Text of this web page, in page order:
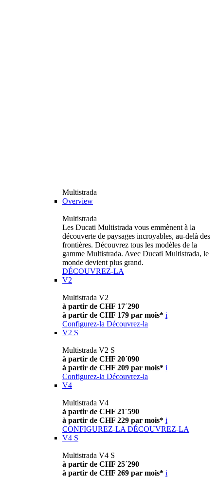
Multistrada
Overview
Multistrada
Les Ducati Multistrada vous emmènent à la
découverte de paysages incroyables, au-delà des
frontières. Découvrez tous les modèles de la
gamme Multistrada. Avec Ducati Multistrada, le
monde devient plus grand.
DÉCOUVREZ-LA
V2
Multistrada V2
à partir de CHF 17´290
à partir de CHF 179 par mois* i
Configurez-la Découvrez-la
V2 S
Multistrada V2 S
à partir de CHF 20´090
à partir de CHF 209 par mois* i
Configurez-la Découvrez-la
V4
Multistrada V4
à partir de CHF 21´590
à partir de CHF 229 par mois* i
CONFIGUREZ-LA DÉCOUVREZ-LA
V4 S
Multistrada V4 S
à partir de CHF 25´290
à partir de CHF 269 par mois* i